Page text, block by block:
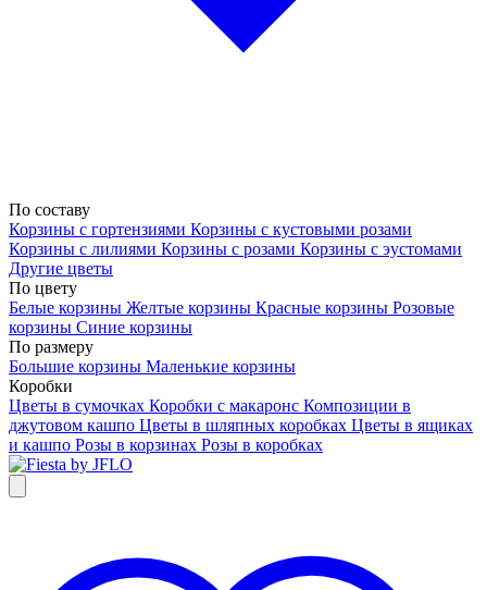
По составу
Корзины с гортензиями Корзины с кустовыми розами
Корзины с лилиями Корзины с розами Корзины с эустомами
Другие цветы
По цвету
Белые корзины Желтые корзины Красные корзины Розовые
корзины Синие корзины
По размеру
Большие корзины Маленькие корзины
Коробки
Цветы в сумочках Коробки с макаронс Композиции в
джутовом кашпо Цветы в шляпных коробках Цветы в ящиках
и кашпо Розы в корзинах Розы в коробках